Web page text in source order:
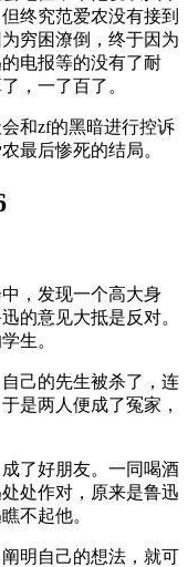
终究范爱农没有接到
穷困潦倒，终于因为
电报等的没有了耐
，一了百了。
和zf的黑暗进行控诉
最后惨死的结局。
，发现一个高大身
的意见大抵是反对。
生。
己的先生被杀了，连
是两人便成了冤家，
了好朋友。一同喝酒
处作对，原来是鲁迅
不起他。
明自己的想法，就可